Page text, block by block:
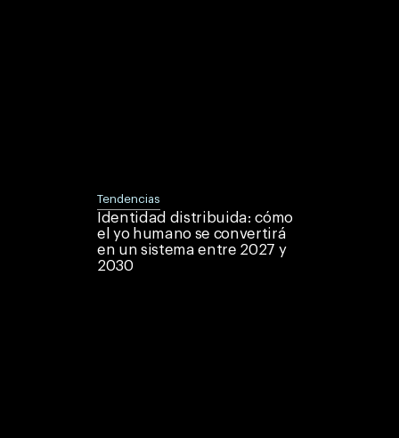
Tendencias
Identidad distribuida: cómo
el yo humano se convertirá
en un sistema entre 2027 y
2030